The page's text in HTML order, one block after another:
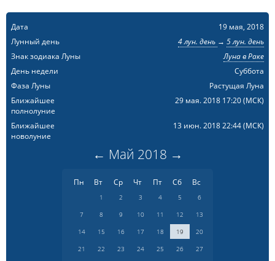
Дата
19 мая, 2018
Лунный день
4 лун. день → 5 лун. день
Знак зодиака Луны
Луна в Раке
День недели
Суббота
Фаза Луны
Растущая Луна
Ближайшее
полнолуние
29 мая. 2018 17:20(МСК)
Ближайшее
новолуние
13 июн. 2018 22:44(МСК)
← Май 2018 →
Пн Вт Ср Чт Пт Сб Вс
1 2 3 4 5
6
7
8 9 10 11 12
13
14
15 16 17 18 19
20
21
22 23 24 25 26
27